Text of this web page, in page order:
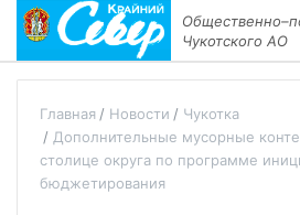
Чукотского АО
Главная Новости
Чукотка
Дополнительные мусорные
столице округа по программе
бюджетирования